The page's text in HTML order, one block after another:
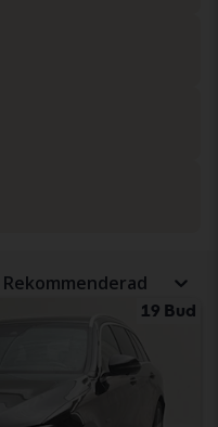
Rekommenderad
19 Bud